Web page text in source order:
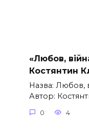
«Любов,
Костянтин
Назва: Любов,
Автор:
0 4